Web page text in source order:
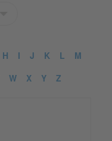
H I J K L
M
W X Y Z